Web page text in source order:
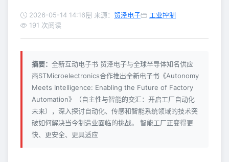
2026-05-14 14:16 来源： 贸泽电子
工业控制
191 次阅读
摘要： 全新互动电子书 贸泽电子与全球半导体知名供应
商STMicroelectronics合作推出全新电子书《Autonomy
Meets Intelligence: Enabling the Future of Factory
Automation》（自主性与智能的交汇：开启工厂自动化
未来），深入探讨自动化、传感和智能系统领域的技术突
破如何解决当今制造业面临的挑战。 智能工厂正变得更
快、更安全、更具适应